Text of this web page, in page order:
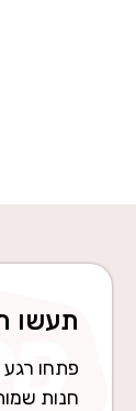
תעשו
פתחו
חנות